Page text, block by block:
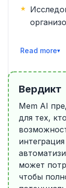
Читать
Вердикт
Mem AI
для тех,
может
чтобы